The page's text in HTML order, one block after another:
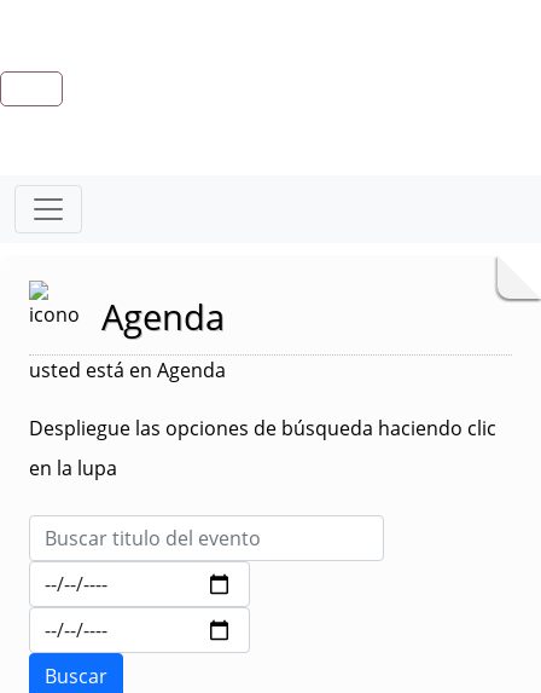
Agenda
usted está en Agenda
Despliegue las opciones de búsqueda haciendo clic
en la lupa